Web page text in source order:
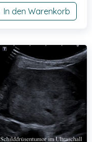
In den Warenkorb